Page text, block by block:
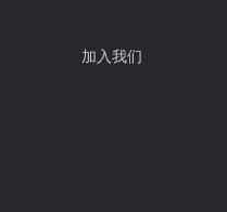
加入我们